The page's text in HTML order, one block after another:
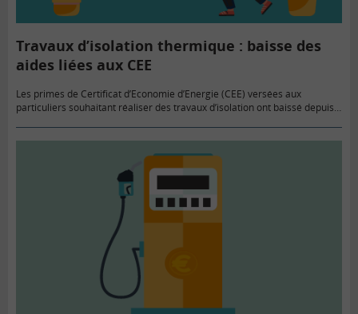
Travaux d’isolation thermique : baisse des
aides liées aux CEE
Les primes de Certificat d’Economie d’Energie (CEE) versées aux
particuliers souhaitant réaliser des travaux d’isolation ont baissé depuis